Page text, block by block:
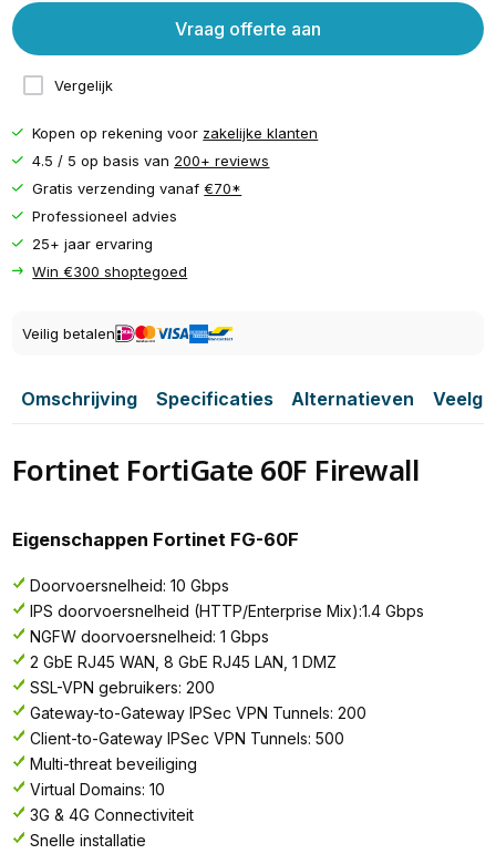
Vergelijk
Vraag offerte aan
Kopen op rekening voor zakelijke klanten
4.5 / 5 op basis van 200+ reviews
Gratis verzending vanaf€70*
Professioneel advies
25+ jaar ervaring
Win €300 shoptegoed
Veilig betalen
Omschrijving Specificaties Alternatieven
Fortinet FortiGate 60F Firewall
Eigenschappen Fortinet FG-60F
Doorvoersnelheid: 10 Gbps
IPS doorvoersnelheid (HTTP/Enterprise Mix):1.4 Gbps
NGFW doorvoersnelheid: 1 Gbps
2 GbE RJ45 WAN, 8 GbE RJ45 LAN, 1 DMZ
SSL-VPN gebruikers: 200
Gateway-to-Gateway IPSec VPN Tunnels: 200
Client-to-Gateway IPSec VPN Tunnels: 500
Multi-threat beveiliging
Virtual Domains: 10
3G & 4G Connectiviteit
Snelle installatie